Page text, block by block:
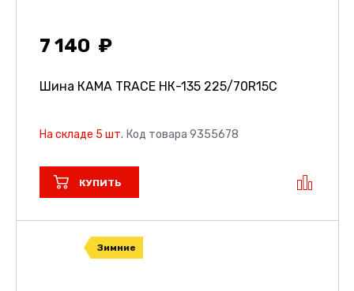
7 140
Шина КАМА TRACE НК-135 225/70R15C
На складе 5 шт. Код товара 9355678
КУПИТЬ
Зимние